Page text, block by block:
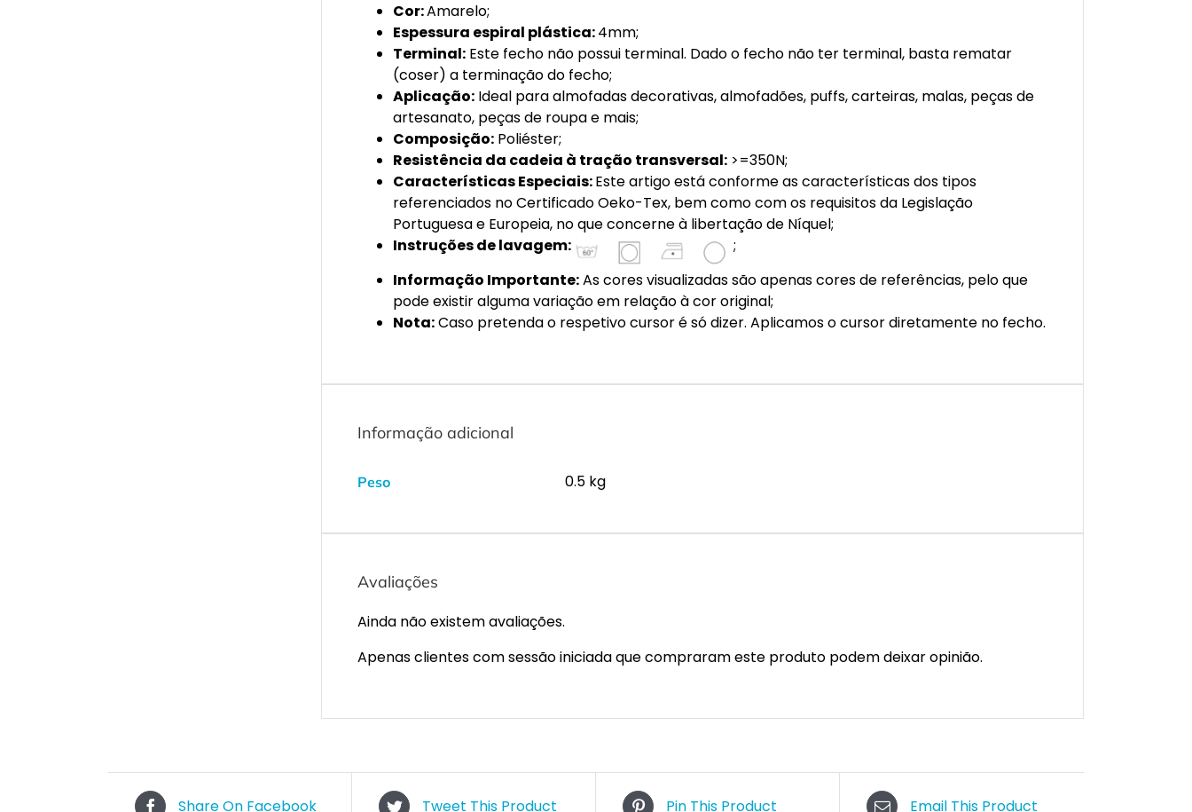
Cor:Amarelo;
Espessura espiral plástica:4mm;
Terminal:Este fecho não possui terminal. Dado o fecho não ter terminal, basta rematar
(coser) a terminação do fecho;
Aplicação:Ideal para almofadas decorativas, almofadões, puffs, carteiras, malas, peças de
artesanato, peças de roupa e mais;
Composição:Poliéster;
Resistência da cadeia à tração transversal:>=350N;
Características Especiais:Este artigo está conforme as características dos tipos
referenciados no Certificado Oeko-Tex, bem como com os requisitos da Legislação
Portuguesa e Europeia, no que concerne à libertação de Níquel;
Instruções de lavagem:
;
Informação Importante:As cores visualizadas são apenas cores de referências, pelo que
pode existir alguma variação em relação à cor original;
Nota:Caso pretenda o respetivo cursor é só dizer. Aplicamos o cursor diretamente no fecho.
Informação adicional
Peso 0.5 kg
Avaliações
Ainda não existem avaliações.
Apenas clientes com sessão iniciada que compraram este produto podem deixar opinião.
Share On Facebook Tweet This Product Pin This Product Email This Product